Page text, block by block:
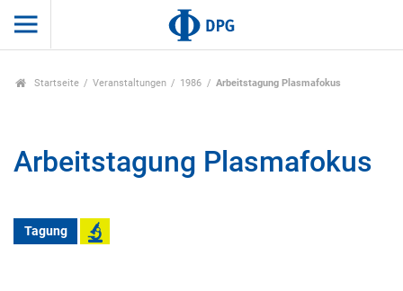
Startseite Veranstaltungen 1986 Arbeitstagung Plasmafokus
Arbeitstagung Plasmafokus
Tagung